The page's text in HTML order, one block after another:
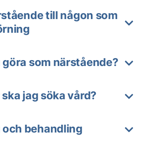
till någon som
göra som närstående?
jag söka vård?
behandling